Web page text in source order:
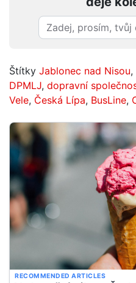
Štítky Jablonec nad Nisou,
DPMLJ, dopravní
Vele, Česká Lípa, BusLine,